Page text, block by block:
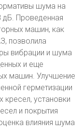
шума на
дБ. Проведенная
машин, как
позволила
вибрации и шума
и еще
машин. Улучшение
герметизации
кресел, установки
и покрытия
влияния шума